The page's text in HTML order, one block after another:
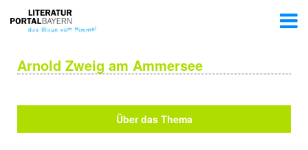
Arnold Zweig am Ammersee
Über das Thema